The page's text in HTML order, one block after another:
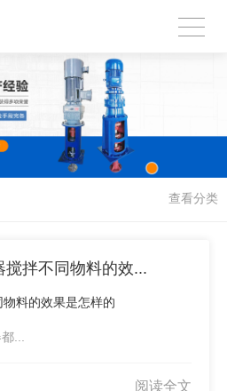
查看分类
搅拌不同物料的效...
...
阅读全文